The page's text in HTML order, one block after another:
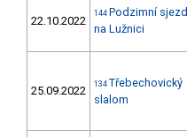
22.10.2022
144 Podzimní sjezd
na Lužnici
25.09.2022 134 Třebechovický
slalom